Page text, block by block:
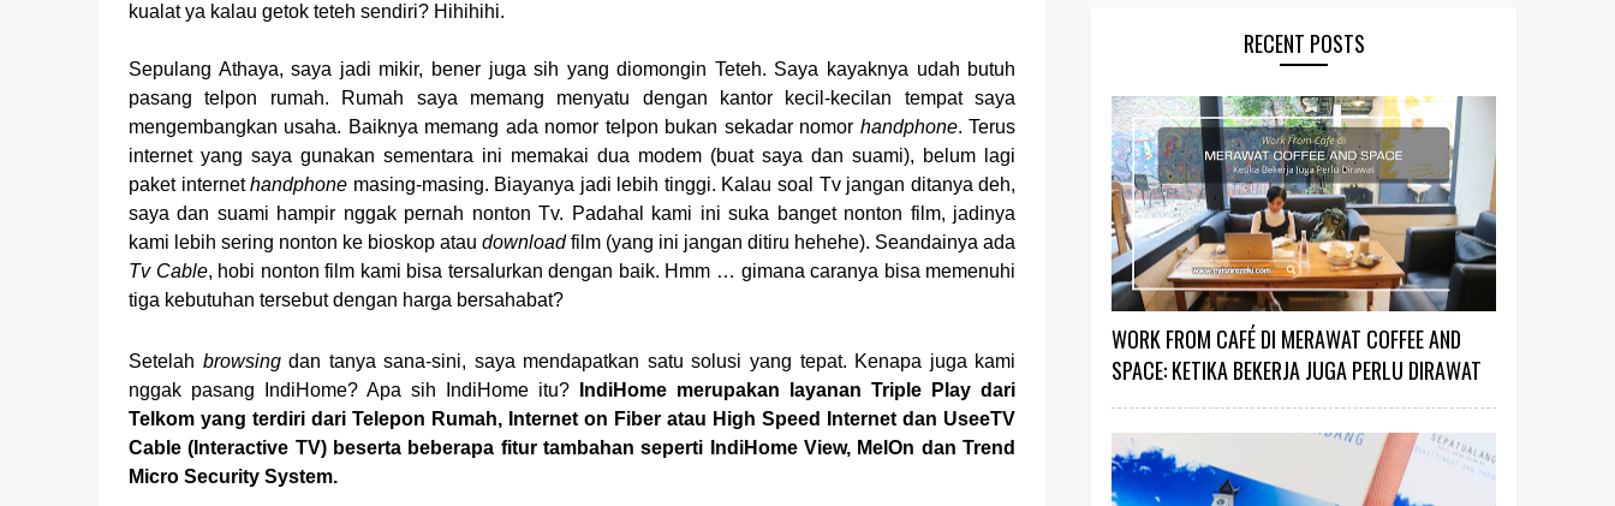
kualat ya kalau getok teteh sendiri? Hihihihi.
Sepulang Athaya, saya jadi mikir, bener juga sih yang diomongin Teteh. Saya kayaknya udah butuh
pasang telpon rumah. Rumah saya memang menyatu dengan kantor kecil-kecilan tempat saya
mengembangkan usaha. Baiknya memang ada nomor telpon bukan sekadar nomor handphone. Terus
internet yang saya gunakan sementara ini memakai dua modem (buat saya dan suami), belum lagi
paket internethandphone masing-masing. Biayanya jadi lebih tinggi. Kalau soal Tv jangan ditanya deh,
saya dan suami hampir nggak pernah nonton Tv. Padahal kami ini suka banget nonton film, jadinya
kami lebih sering nonton ke bioskop ataudownloadfilm (yang ini jangan ditiru hehehe). Seandainya ada
Tv Cable, hobi nonton film kami bisa tersalurkan dengan baik. Hmm … gimana caranya bisa memenuhi
tiga kebutuhan tersebut dengan harga bersahabat?
Setelah browsingdan tanya sana-sini, saya mendapatkan satu solusi yang tepat. Kenapa juga kami
nggak pasang IndiHome? Apa sih IndiHome itu?
IndiHome merupakan layanan Triple Play dari
Telkom yang terdiri dari Telepon Rumah, Internet on Fiber atau High Speed Internet dan UseeTV
Cable (Interactive TV) beserta beberapa fitur tambahan seperti IndiHome View, MelOn dan Trend
Micro Security System.
RECENT POSTS
WORK FROM CAFÉ DI MERAWAT COFFEE AND
SPACE: KETIKA BEKERJA JUGA PERLU DIRAWAT